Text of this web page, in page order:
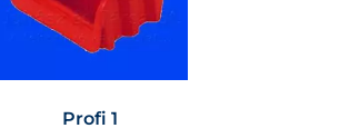
Profi 1